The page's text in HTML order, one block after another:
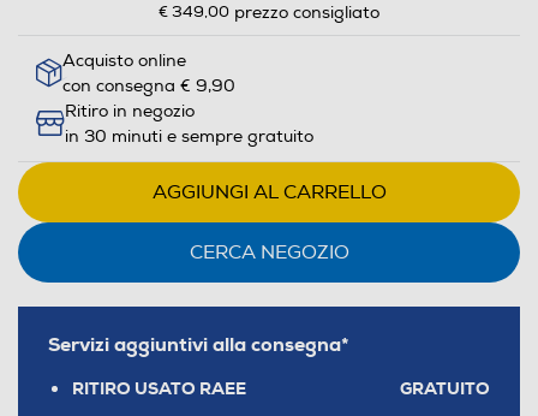
€ 349,00 prezzo consigliato
Acquisto online
con consegna € 9,90
Ritiro in negozio
in 30 minuti e sempre gratuito
AGGIUNGI AL CARRELLO
CERCA NEGOZIO
Servizi aggiuntivi alla consegna*
RITIRO USATO RAEE GRATUITO